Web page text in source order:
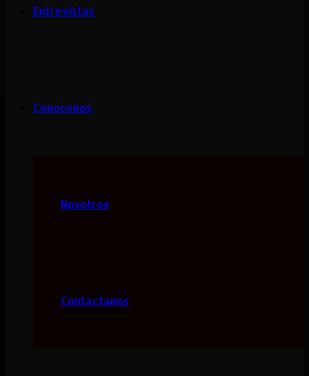
Entrevistas
Conocenos
Nosotros
Contactanos